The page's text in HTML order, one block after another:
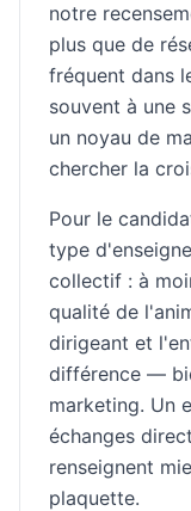
notre
plus que de
fréquent dans
souvent à une
un noyau de
chercher la
Pour le
type
collectif : à
qualité de
dirigeant et
différence —
marketing. Un
échanges
renseignent
plaquette.